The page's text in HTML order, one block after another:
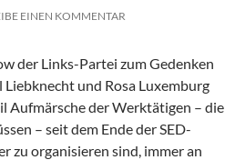
EINEN KOMMENTAR
der Links-Partei zum Gedenken
und Rosa Luxemburg
Aufmärsche der Werktätigen – die
– seit dem Ende der SED-
zu organisieren sind, immer an